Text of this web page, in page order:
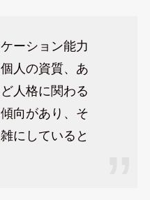
ーション能力
人の資質、あ
人格に関わる
向があり、そ
にしていると